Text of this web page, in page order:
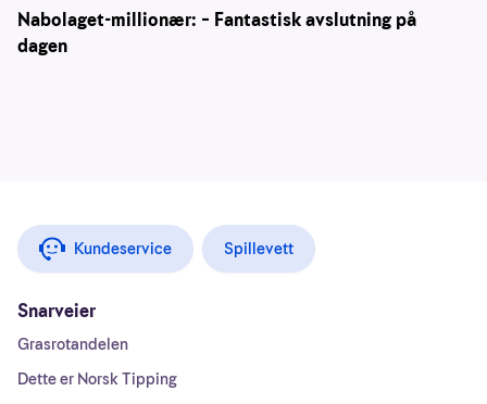
Nabolaget-millionær: – Fantastisk avslutning på
dagen
Kundeservice Spillevett
Snarveier
Grasrotandelen
Dette er Norsk Tipping